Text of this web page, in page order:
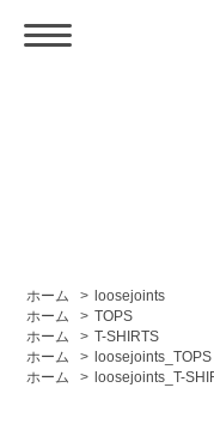
ホーム > loosejoints
ホーム
> TOPS
ホーム
> T-SHIRTS
ホーム
> loosejoints_TOPS
ホーム
> loosejoints_T-